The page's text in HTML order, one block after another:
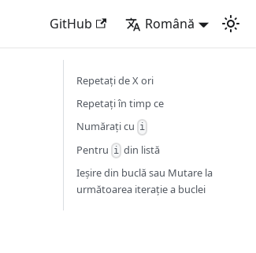
GitHub Română
Repetați de X ori
Repetați în timp ce
Numărați cu i
Pentru i din listă
Ieșire din buclă sau Mutare la
următoarea iterație a buclei